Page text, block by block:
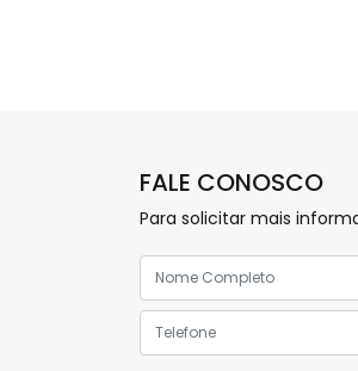
FALE CONOSCO
Para solicitar mais